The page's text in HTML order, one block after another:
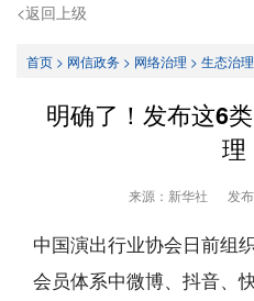
<返回上级
首页> 网信政务> 网络治理 > 生态治理
明确了！发布这6
理
来源：新华社 发
中国演出行业协会日前组
会员体系中微博、抖音、